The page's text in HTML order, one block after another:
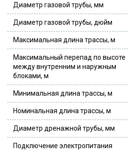
Диаметр газовой трубы, мм
Диаметр газовой трубы, дюйм
Максимальная длина трассы, м
Максимальный перепад по высоте
между внутренним и наружным
блоками, м
Минимальная длина трассы, м
Номинальная длина трассы, м
Диаметр дренажной трубы, мм
Подключение электропитания